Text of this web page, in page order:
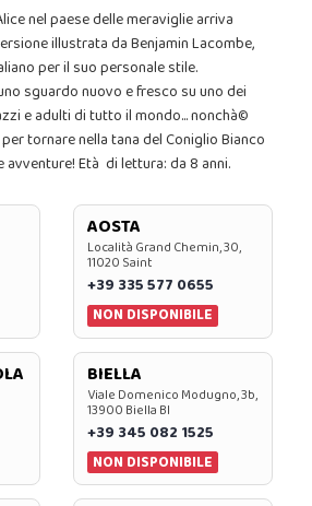
nel paese delle meraviglie arriva
illustrata da Benjamin Lacombe,
per il suo personale stile.
sguardo nuovo e fresco su uno dei
e adulti di tutto il mondo... nonchà©
tornare nella tana del Coniglio Bianco
avventure! Età di lettura: da 8 anni.
AOSTA
Località Grand Chemin, 30,
11020 Saint
+39 335 577 0655
NON DISPONIBILE
BIELLA
Viale Domenico Modugno, 3b,
13900 Biella BI
+39 345 082 1525
NON DISPONIBILE